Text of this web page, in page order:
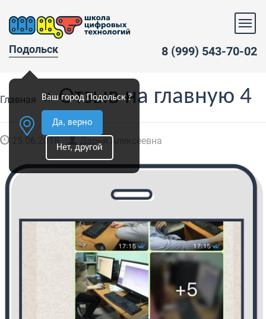
Подольск
Ваш город Подольск ?
Да, верно
Нет, другой
8 (999) 543-70-02
Главная » Отзыв на главную 4
25.06.2018 Дарья Алексеевна